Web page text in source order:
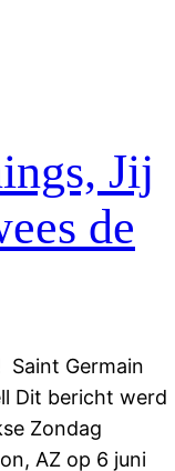
Jij
de
Germain
Dit bericht werd
Zondag
AZ op 6 juni